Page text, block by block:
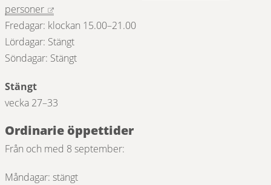
personer
Länk till annan webbplats.
Fredagar: klockan 15.00–21.00
Lördagar: Stängt
Söndagar: Stängt
Stängt
vecka 27–33
Ordinarie öppettider
Från och med 8 september:
Måndagar: stängt